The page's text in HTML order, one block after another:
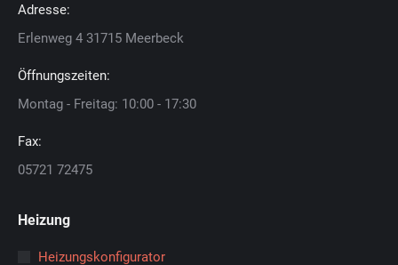
Adresse:
Erlenweg 4 31715 Meerbeck
Öffnungszeiten:
Montag - Freitag: 10:00 - 17:30
Fax:
05721 72475
Heizung
Heizungskonfigurator